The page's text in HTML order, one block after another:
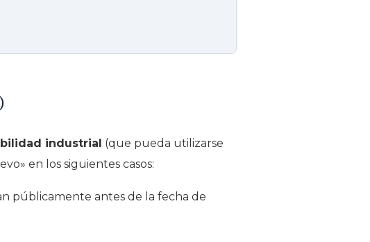
industrial (que pueda utilizarse
en los siguientes casos:
públicamente antes de la fecha de